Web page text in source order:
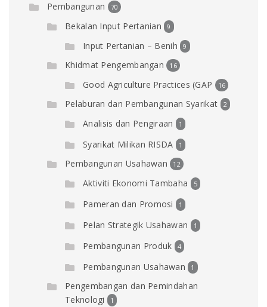
Pembangunan 70
Bekalan Input Pertanian 9
Input Pertanian – Benih 9
Khidmat Pengembangan 16
Good Agriculture Practices (GAP 16
Pelaburan dan Pembangunan Syarikat 2
Analisis dan Pengiraan 1
Syarikat Milikan RISDA 1
Pembangunan Usahawan 12
Aktiviti Ekonomi Tambaha 5
Pameran dan Promosi 1
Pelan Strategik Usahawan 1
Pembangunan Produk 4
Pembangunan Usahawan 1
Pengembangan dan Pemindahan
Teknologi
1